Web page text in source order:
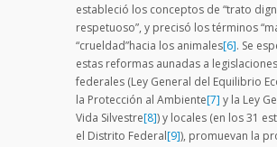
estableció los conceptos de “trato
respetuoso”, y precisó los términos
“crueldad”hacia los animales[6]. Se
estas reformas aunadas a legislaciones
federales (Ley General del Equilibrio
la Protección al Ambiente[7] y la Ley
Vida Silvestre[8]) y locales (en los 31
el Distrito Federal[9]), promuevan la